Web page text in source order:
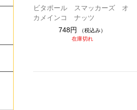
ビタポール スマッカーズ オ
カメインコ ナッツ
748円
（税込み）
在庫切れ